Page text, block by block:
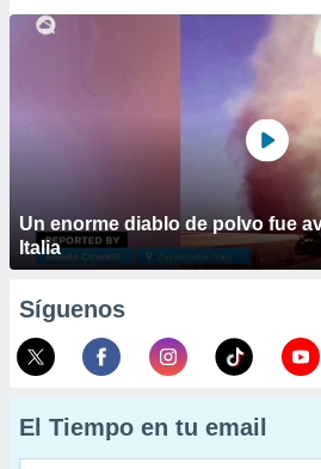
Un enorme diablo de polvo fue
Italia
Síguenos
El Tiempo en tu email